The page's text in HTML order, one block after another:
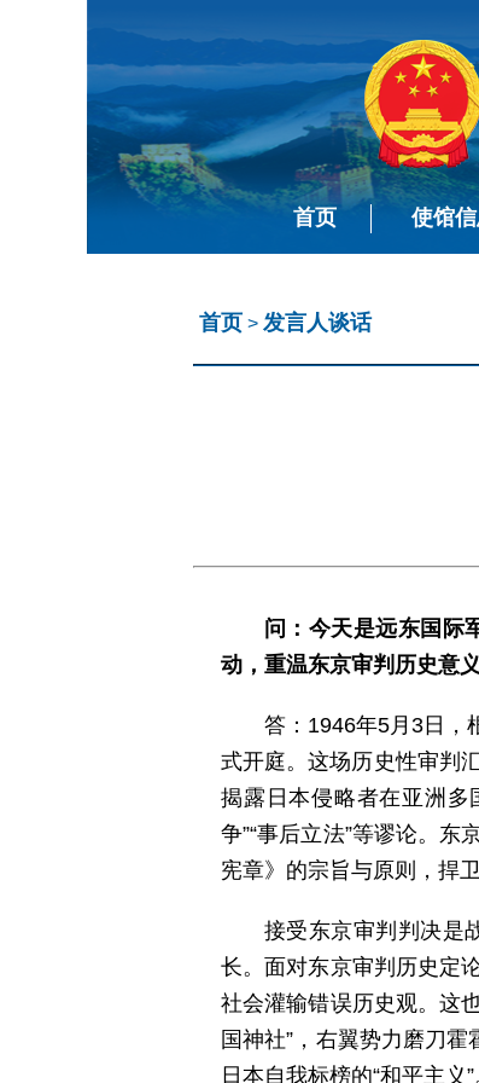
首页 使馆
首页 > 发言人谈话
问：今天是远东国际
动，重温东京审判历史意
答：1946年5月3日，
式开庭。这场历史性审判
揭露日本侵略者在亚洲多
争”“事后立法”等谬论。
宪章》的宗旨与原则，捍
接受东京审判判决是
长。面对东京审判历史定
社会灌输错误历史观。这
国神社”，右翼势力磨刀
日本自我标榜的“和平主义